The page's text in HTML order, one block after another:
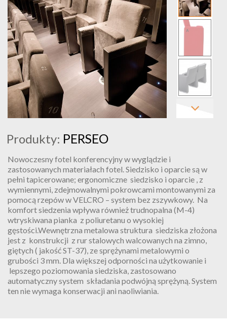
Produkty: PERSEO
Nowoczesny fotel konferencyjny w wyglądzie i
zastosowanych materiałach fotel. Siedzisko i oparcie są w
pełni tapicerowane; ergonomiczne siedzisko i oparcie , z
wymiennymi, zdejmowalnymi pokrowcami montowanymi za
pomocą rzepów w VELCRO – system bez zszywkowy. Na
komfort siedzenia wpływa również trudnopalna (M-4)
wtryskiwana pianka z poliuretanu o wysokiej
gęstości.Wewnętrzna metalowa struktura siedziska złożona
jest z konstrukcji z rur stalowych walcowanych na zimno,
giętych ( jakość ST-37), ze sprężynami metalowymi o
grubości 3 mm. Dla większej odporności na użytkowanie i
lepszego poziomowania siedziska, zastosowano
automatyczny system składania podwójną sprężyną. System
ten nie wymaga konserwacji ani naoliwiania.